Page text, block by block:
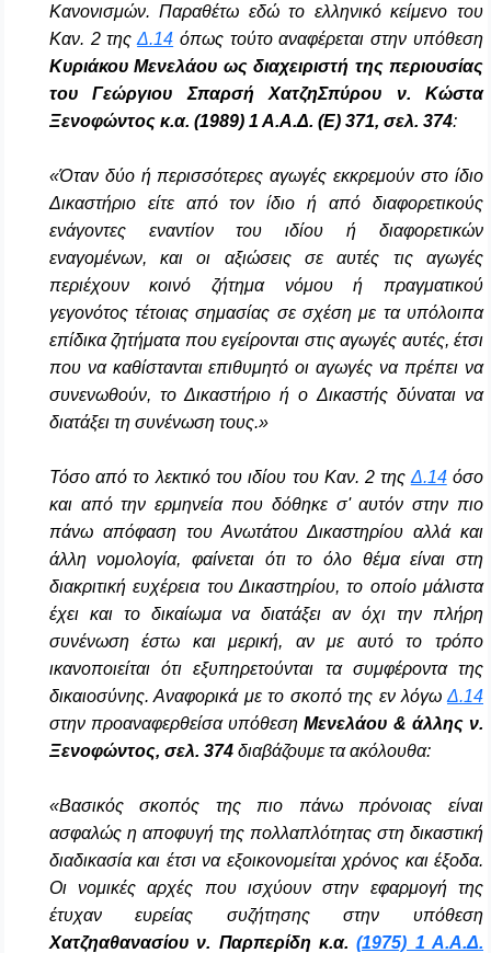
Κανονισμών. Παραθέτω εδώ το ελληνικό κείμενο του
Καν. 2 τηςΔ.14 όπως τούτο αναφέρεται στην υπόθεση
Κυριάκου Μενελάου ως διαχειριστή της περιουσίας
του Γεώργιου Σπαρσή ΧατζηΣπύρου ν. Κώστα
Ξενοφώντος κ.α. (1989) 1 Α.Α.Δ. (Ε) 371, σελ. 374:
«Όταν δύο ή περισσότερες αγωγές εκκρεμούν στο ίδιο
Δικαστήριο είτε από τον ίδιο ή από διαφορετικούς
ενάγοντες εναντίον του ιδίου ή διαφορετικών
εναγομένων, και οι αξιώσεις σε αυτές τις αγωγές
περιέχουν κοινό ζήτημα νόμου ή πραγματικού
γεγονότος τέτοιας σημασίας σε σχέση με τα υπόλοιπα
επίδικα ζητήματα που εγείρονται στις αγωγές αυτές, έτσι
που να καθίστανται επιθυμητό οι αγωγές να πρέπει να
συνενωθούν, το Δικαστήριο ή ο Δικαστής δύναται να
διατάξει τη συνένωση τους.»
Τόσο από το λεκτικό του ιδίου του Καν. 2 της Δ.14όσο
και από την ερμηνεία που δόθηκε σ' αυτόν στην πιο
πάνω απόφαση του Ανωτάτου Δικαστηρίου αλλά και
άλλη νομολογία, φαίνεται ότι το όλο θέμα είναι στη
διακριτική ευχέρεια του Δικαστηρίου, το οποίο μάλιστα
έχει και το δικαίωμα να διατάξει αν όχι την πλήρη
συνένωση έστω και μερική, αν με αυτό το τρόπο
ικανοποιείται ότι εξυπηρετούνται τα συμφέροντα της
δικαιοσύνης. Αναφορικά με το σκοπό της εν λόγω Δ.14
στην προαναφερθείσα υπόθεσηΜενελάου & άλλης ν.
Ξενοφώντος, σελ. 374διαβάζουμε τα ακόλουθα:
«Βασικός σκοπός της πιο πάνω πρόνοιας είναι
ασφαλώς η αποφυγή της πολλαπλότητας στη δικαστική
διαδικασία και έτσι να εξοικονομείται χρόνος και έξοδα.
Οι νομικές αρχές που ισχύουν στην εφαρμογή της
έτυχαν ευρείας συζήτησης στην υπόθεση
Χατζηαθανασίου ν. Παρπερίδη κ.α.(1975) 1 Α.Α.Δ.